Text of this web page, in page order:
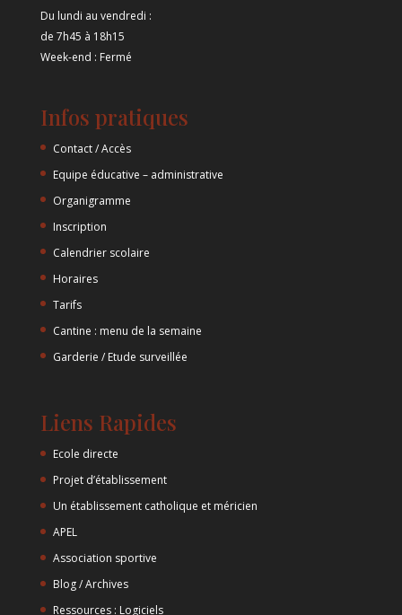
Du lundi au vendredi :
de 7h45 à 18h15
Week-end : Fermé
Infos pratiques
Contact / Accès
Equipe éducative – administrative
Organigramme
Inscription
Calendrier scolaire
Horaires
Tarifs
Cantine : menu de la semaine
Garderie / Etude surveillée
Liens Rapides
Ecole directe
Projet d’établissement
Un établissement catholique et méricien
APEL
Association sportive
Blog / Archives
Ressources : Logiciels